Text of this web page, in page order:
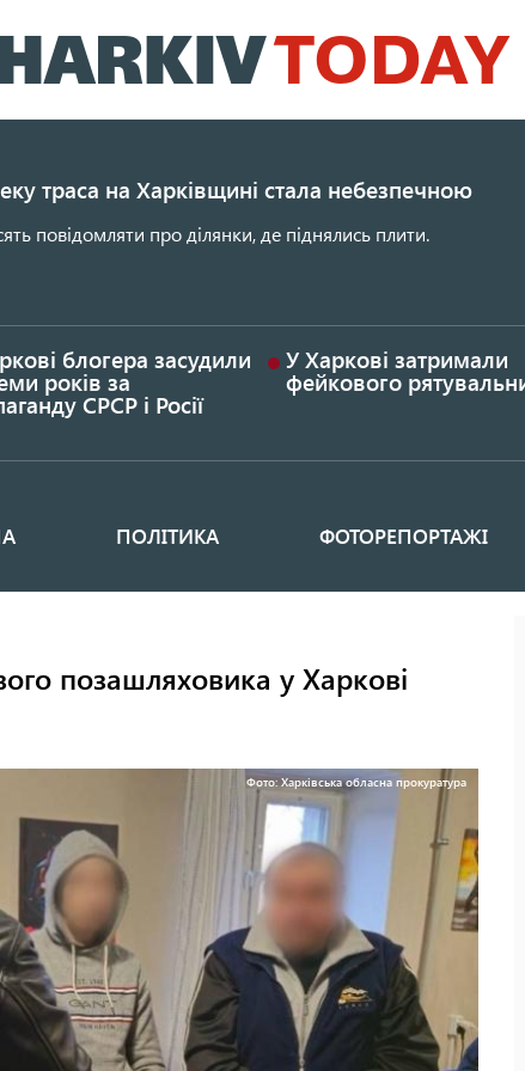
до
основного
траса на Харківщині стала небезпечною
повідомляти про ділянки, де піднялись плити.
блогера засудили
років за
СРСР і Росії
У Харкові затримали
фейкового
ПОЛІТИКА ФОТОРЕПОРТАЖІ
позашляховика у Харкові
Фото: Харківська обласна прокуратура